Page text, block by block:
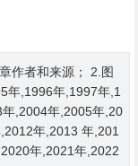
作者和来源； 2.图
年,1996年,1997年,1
,2004年,2005年,20
年,2013 年,201
年,2021年,2022